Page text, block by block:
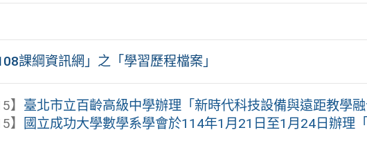
108課綱資訊網」之「學習歷程檔案」
】 臺北市立百齡高級中學辦理「新時代科技設備與遠距教學融
】
國立成功大學數學系學會於114年1月21日至1月24日辦理